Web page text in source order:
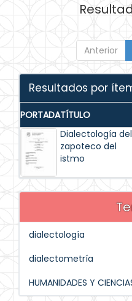
Anterior
Resultados por
PORTADATÍTULO
Dialectología del
zapoteco del
istmo
dialectología
dialectometría
HUMANIDADES Y